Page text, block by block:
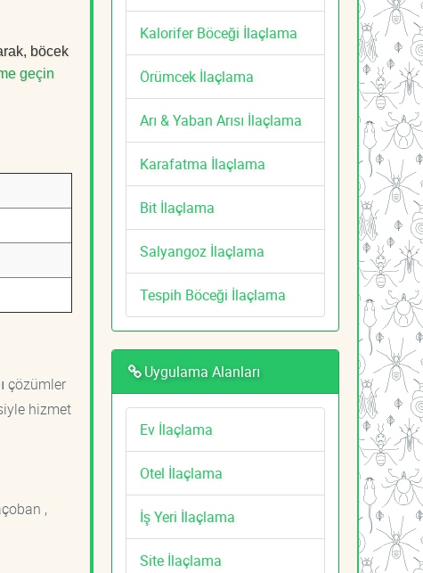
böcek
geçin
çözümler
hizmet
,
Kalorifer Böceği İlaçlama
Örümcek İlaçlama
Arı & Yaban Arısı İlaçlama
Karafatma İlaçlama
Bit İlaçlama
Salyangoz İlaçlama
Tespih Böceği İlaçlama
Uygulama Alanları
Ev İlaçlama
Otel İlaçlama
İş Yeri İlaçlama
Site İlaçlama